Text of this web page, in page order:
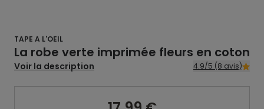
TAPE A L'OEIL
La robe verte imprimée fleurs en coton
Voir la description 4.9/5 (8 avis)